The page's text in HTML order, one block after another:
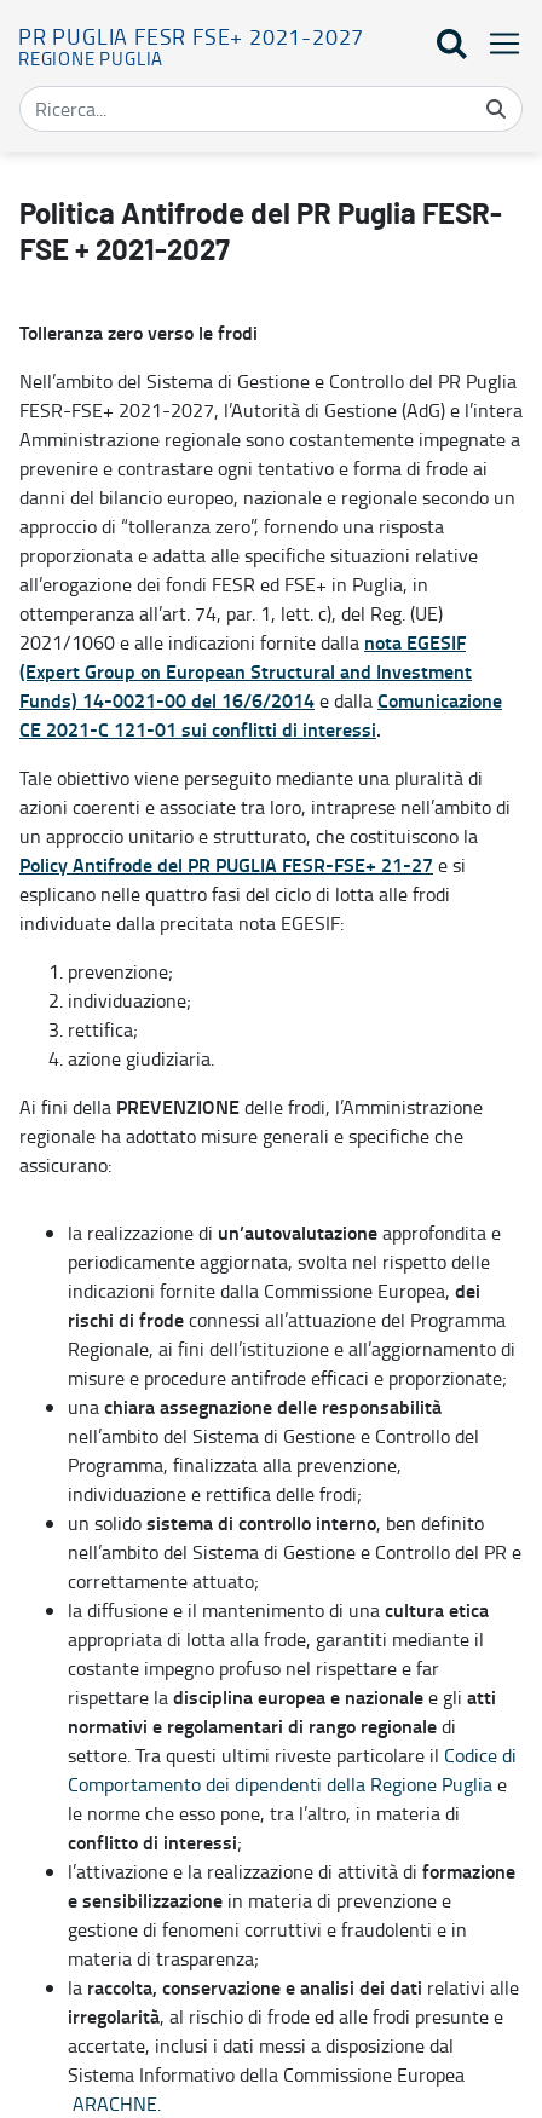
PR PUGLIA FESR FSE+ 2021-2027
REGIONE PUGLIA
Politica Antifrode del PR Puglia FESR-
FSE + 2021-2027
Tolleranza zero verso le frodi
Nell’ambito del Sistema di Gestione e Controllo del PR Puglia
FESR-FSE+ 2021-2027, l’Autorità di Gestione (AdG) e l’intera
Amministrazione regionale sono costantemente impegnate a
prevenire e contrastare ogni tentativo e forma di frode ai
danni del bilancio europeo, nazionale e regionale secondo un
approccio di “tolleranza zero”, fornendo una risposta
proporzionata e adatta alle specifiche situazioni relative
all’erogazione dei fondi FESR ed FSE+ in Puglia, in
ottemperanza all’art. 74, par. 1, lett. c), del Reg. (UE)
2021/1060 e alle indicazioni fornite dalla nota EGESIF
(Expert Group on European Structural and Investment
Funds) 14-0021-00 del 16/6/2014e dallaComunicazione
CE 2021-C 121-01 sui conflitti di interessi.
Tale obiettivo viene perseguito mediante una pluralità di
azioni coerenti e associate tra loro, intraprese nell’ambito di
un approccio unitario e strutturato, che costituiscono la
Policy Antifrode del PR PUGLIA FESR-FSE+ 21-27 e si
esplicano nelle quattro fasi del ciclo di lotta alle frodi
individuate dalla precitata nota EGESIF:
prevenzione;
individuazione;
rettifica;
azione giudiziaria.
Ai fini della PREVENZIONEdelle frodi, l’Amministrazione
regionale ha adottato misure generali e specifiche che
assicurano:
la realizzazione di un’autovalutazioneapprofondita e
periodicamente aggiornata, svolta nel rispetto delle
indicazioni fornite dalla Commissione Europea, dei
rischi di frodeconnessi all’attuazione del Programma
Regionale, ai fini dell’istituzione e all’aggiornamento di
misure e procedure antifrode efficaci e proporzionate;
unachiara assegnazione delle responsabilità
nell’ambito del Sistema di Gestione e Controllo del
Programma, finalizzata alla prevenzione,
individuazione e rettifica delle frodi;
un solidosistema di controllo interno, ben definito
nell’ambito del Sistema di Gestione e Controllo del PR e
correttamente attuato;
la diffusione e il mantenimento di unacultura etica
appropriata di lotta alla frode, garantiti mediante il
costante impegno profuso nel rispettare e far
rispettare ladisciplina europea e nazionalee gli atti
normativi e regolamentari di rango regionaledi
settore. Tra questi ultimi riveste particolare il Codice di
Comportamento dei dipendenti della Regione Pugliae
le norme che esso pone, tra l’altro, in materia di
conflitto di interessi;
l’attivazione e la realizzazione di attività di formazione
e sensibilizzazione in materia di prevenzione e
gestione di fenomeni corruttivi e fraudolenti e in
materia di trasparenza;
la raccolta, conservazione e analisi dei dati relativi alle
irregolarità, al rischio di frode ed alle frodi presunte e
accertate, inclusi i dati messi a disposizione dal
Sistema Informativo della Commissione Europea
ARACHNE.